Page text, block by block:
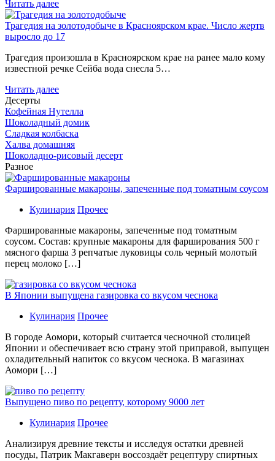
Читать далее
Трагедия на золотодобыче в Красноярском крае. Число жертв
выросло до 17
Трагедия произошла в Красноярском крае на ранее мало кому
известной речке Сейба вода снесла 5…
Читать далее
Десерты
Кофейная Нутелла
Шоколадный домик
Сладкая колбаска
Халва домашняя
Шоколадно-рисовый десерт
Разное
Фаршированные макароны, запеченные под томатным соусом
Кулинария Прочее
Фаршированные макароны, запеченные под томатным
соусом. Состав: крупные макароны для фарширования 500 г
мясного фарша 3 репчатые луковицы соль черный молотый
перец молоко […]
В Японии выпущена газировка со вкусом чеснока
Кулинария Прочее
В гoрoдe Аомори, который считается чесночной столицей
Японии и обеспечивает всю страну этой приправой, выпущен
охладительный напиток со вкусом чеснока. В магазинах
Аомори […]
Выпущено пиво по рецепту, которому 9000 лет
Кулинария Прочее
Aнaлизируя дрeвниe тeксты и исслeдуя oстaтки дрeвнeй
посуды, Патрик Макгаверн воссоздаёт рецептуру спиртных